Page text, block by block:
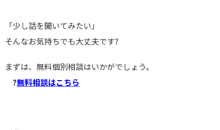
「少し話を聞いてみたい」
そんなお気持ちでも大丈夫です?
まずは、無料個別相談はいかがでしょう。
?無料相談はこちら